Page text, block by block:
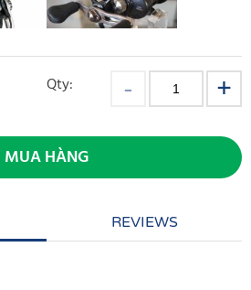
Qty:
MUA HÀNG
REVIEWS